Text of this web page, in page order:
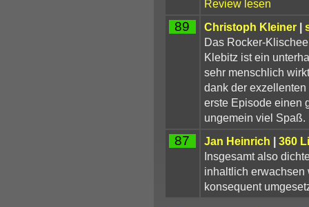
Review lesen
89 Christoph Kleiner|
Das Rocker-
Klebitz ist ein
sehr menschlich
dank der
erste Episode einen
ungemein viel Spaß.
87 Jan Heinrich | 360
Insgesamt also
inhaltlich erwachsen
konsequent